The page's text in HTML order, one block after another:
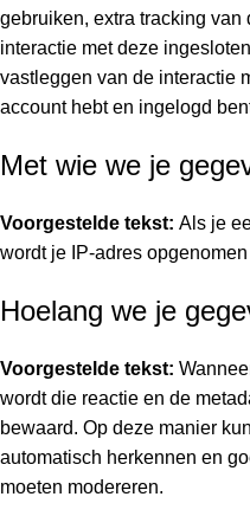
gebruiken, extra tracking
interactie met deze
vastleggen van de interactie
account hebt en ingelogd
Met wie we je
Voorgestelde tekst: Als je
wordt je IP-adres
Hoelang we je
Voorgestelde tekst:
wordt die reactie en de
bewaard. Op deze manier
automatisch herkennen en
moeten modereren.